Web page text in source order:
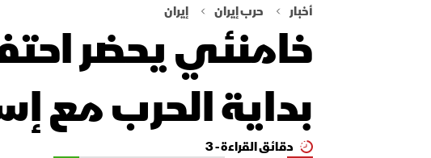
أخبار حرب إيران إيران
خامنئي يحضر
بداية الحرب مع
دقائق القراءة - 3